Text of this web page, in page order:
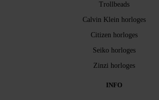
Trollbeads
Calvin Klein horloges
Citizen horloges
Seiko horloges
Zinzi horloges
INFO